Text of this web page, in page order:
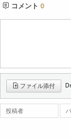
コメント 0
ファイル添付
投稿者